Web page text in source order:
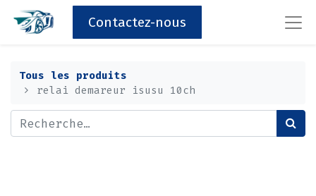
Contactez-nous
Tous les produits
relai demareur isusu 10ch